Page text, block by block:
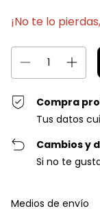
¡No te lo
Compra
Tus datos
Cambios y
Si no te
Entregas para el CP:
Medios de envío